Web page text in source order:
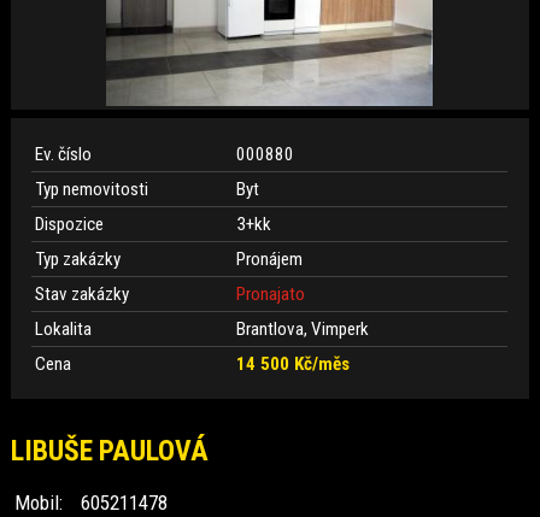
Ev. číslo
000880
Typ nemovitosti
Byt
Dispozice
3+kk
Typ zakázky
Pronájem
Stav zakázky
Pronajato
Lokalita
Brantlova, Vimperk
Cena
14 500 Kč/měs
LIBUŠE PAULOVÁ
Mobil:
605211478